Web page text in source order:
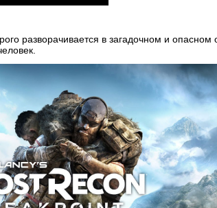
разворачивается в загадочном и